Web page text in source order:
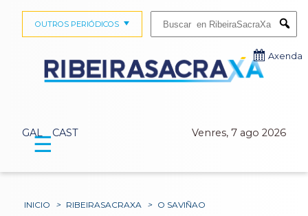
GAL CAST Venres, 7 ago 2026
OUTROS PERIÓDICOS
Axenda
☰
INICIO > RIBEIRASACRAXA > O SAVIÑAO